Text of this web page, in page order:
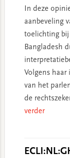
In deze
aanbeveling
toelichting bij
Bangladesh
Volgens haar
van het
de
verder